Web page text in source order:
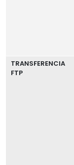
TRANSFERENCIA
FTP